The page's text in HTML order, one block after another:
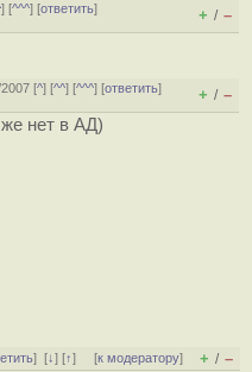
] [^^^] [ответить]
+ / –
[^] [^^] [^^^] [ответить]
+ / –
нет в АД)
][↓] [↑] [к модератору] + / –